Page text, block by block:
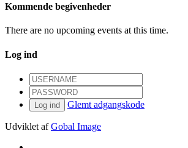
Kommende begivenheder
There are no upcoming events at this time.
Log ind
Log ind Glemt adgangskode
Udviklet afGobal Image